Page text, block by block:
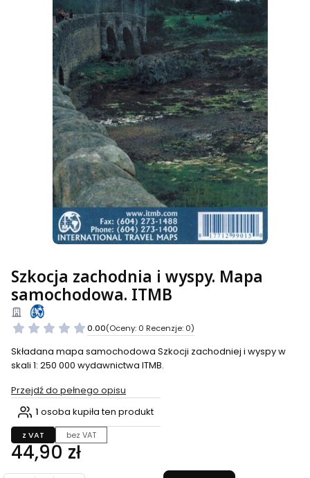
Szkocja zachodnia i wyspy. Mapa
samochodowa. ITMB
0.00(Oceny: 0 Recenzje: 0)
Składana mapa samochodowa Szkocji zachodniej i wyspy w
skali 1: 250 000 wydawnictwa ITMB.
Przejdź do pełnego opisu
1 osoba kupiła ten produkt
z VAT bez VAT
Cena
44,90 zł